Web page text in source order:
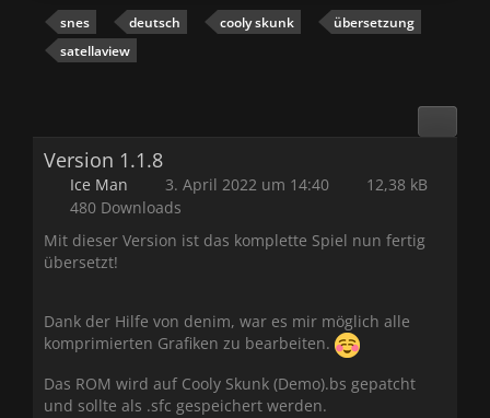
snes deutsch cooly skunk
übersetzung
satellaview
Version 1.1.8
Ice Man 3. April 2022 um 14:40
12,38 kB
480 Downloads
Mit dieser Version ist das komplette Spiel nun fertig
übersetzt!
Dank der Hilfe von denim, war es mir möglich alle
komprimierten Grafiken zu bearbeiten.
Das ROM wird auf Cooly Skunk (Demo).bs gepatcht
und sollte als .sfc gespeichert werden.